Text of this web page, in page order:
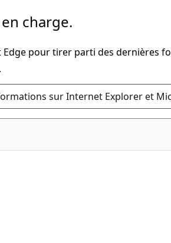
charge.
pour tirer parti des dernières
sur Internet Explorer et